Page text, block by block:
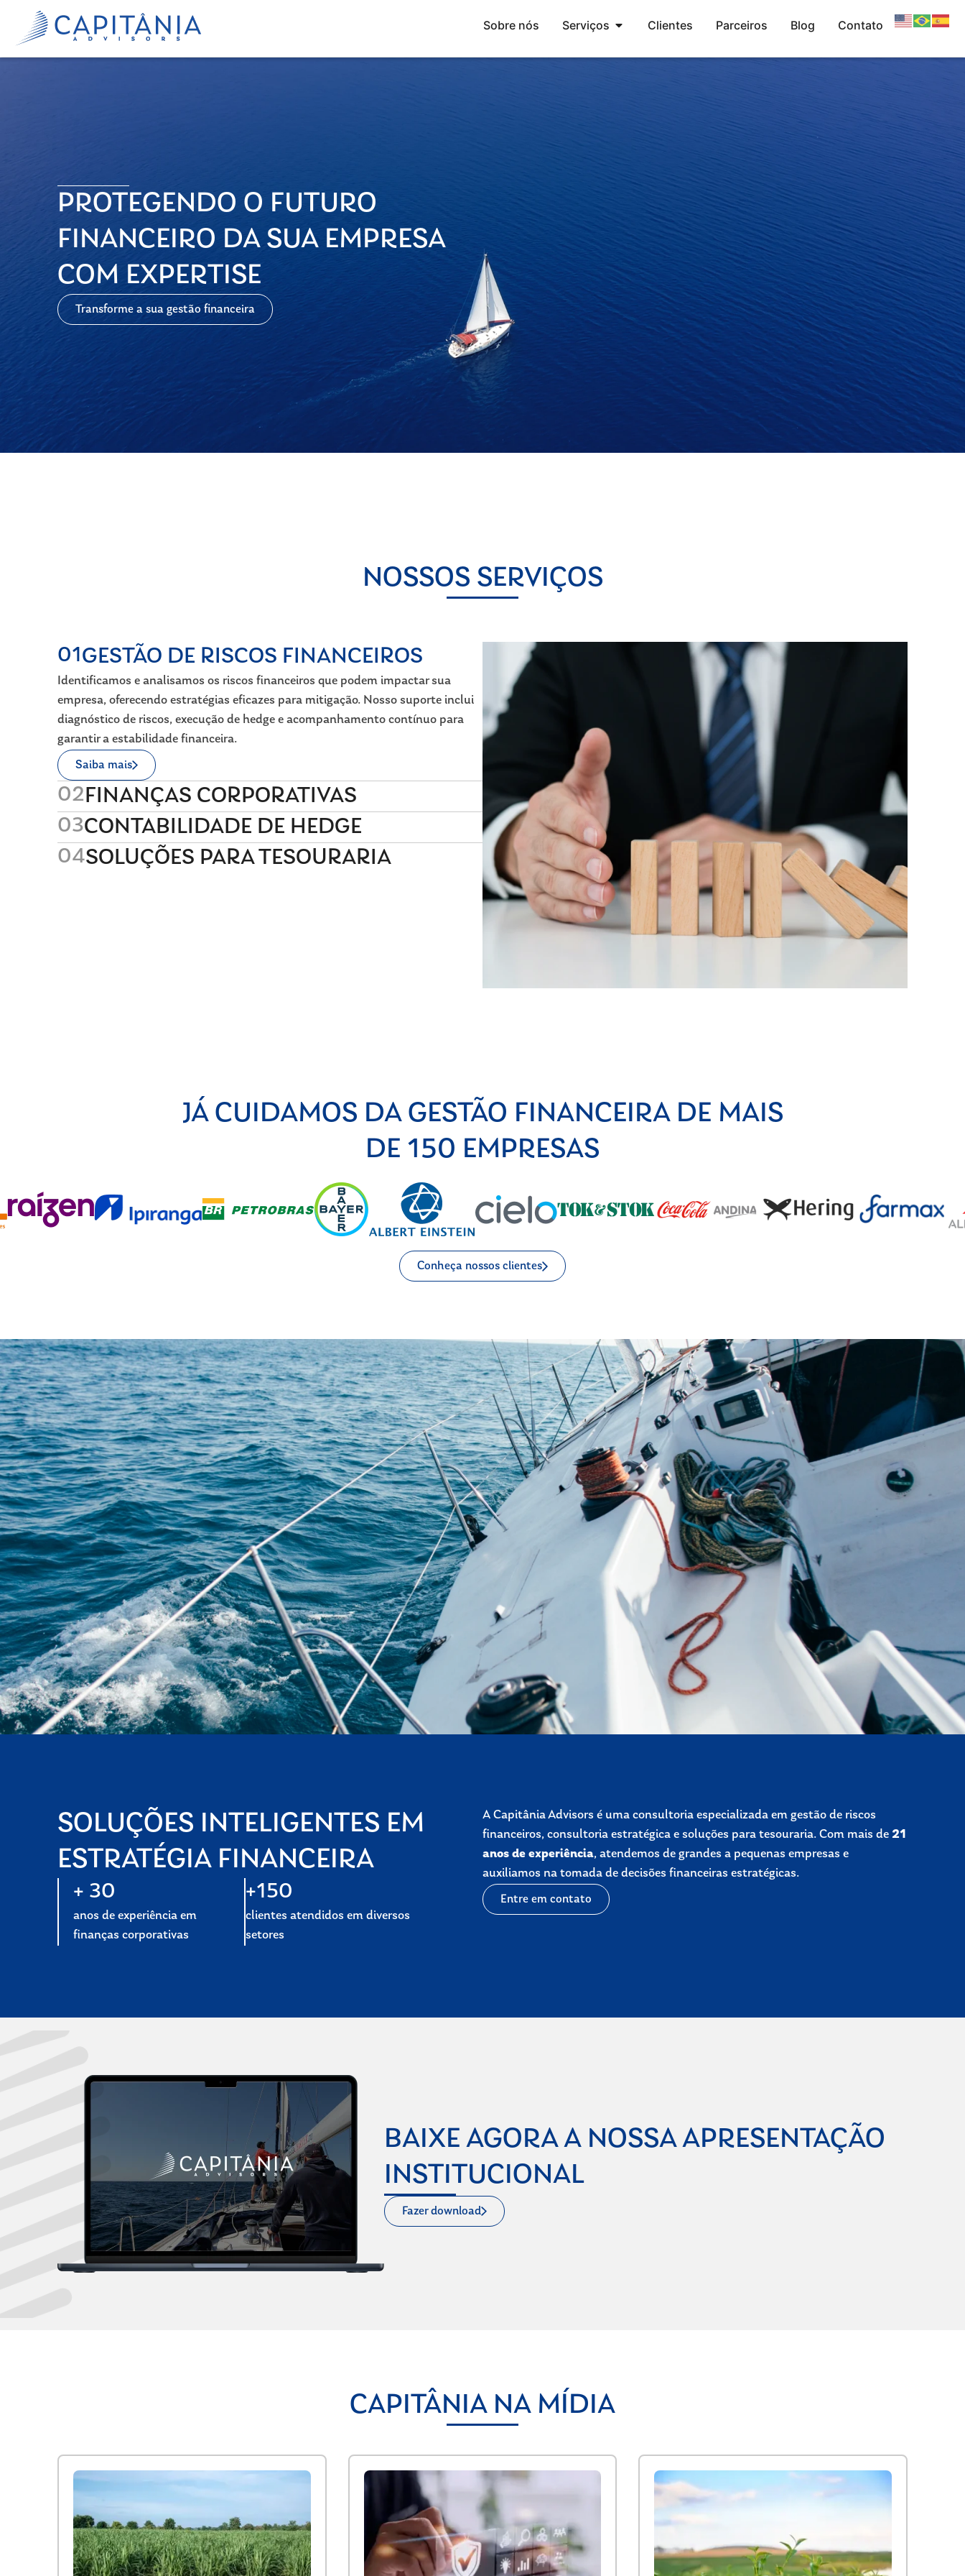
Sobre nós Serviços Clientes Parceiros Blog Contato
PROTEGENDO O FUTURO
FINANCEIRO DA SUA EMPRESA
COM EXPERTISE
Transforme a sua gestão financeira
NOSSOS SERVIÇOS
01GESTÃO DE RISCOS FINANCEIROS
Identificamos e analisamos os riscos financeiros que podem impactar sua
empresa, oferecendo estratégias eficazes para mitigação. Nosso suporte inclui
diagnóstico de riscos, execução de hedge e acompanhamento contínuo para
garantir a estabilidade financeira.
Saiba mais
02FINANÇAS CORPORATIVAS
03CONTABILIDADE DE HEDGE
04SOLUÇÕES PARA TESOURARIA
JÁ CUIDAMOS DA GESTÃO FINANCEIRA DE MAIS
DE 150 EMPRESAS
Conheça nossos clientes
SOLUÇÕES INTELIGENTES EM
ESTRATÉGIA FINANCEIRA
+ 30
anos de experiência em
finanças corporativas
+150
clientes atendidos em diversos
setores
A Capitânia Advisors é uma consultoria especializada em gestão de riscos
financeiros, consultoria estratégica e soluções para tesouraria. Com mais de 21
anos de experiência, atendemos de grandes a pequenas empresas e
auxiliamos na tomada de decisões financeiras estratégicas.
Entre em contato
BAIXE AGORA A NOSSA APRESENTAÇÃO
INSTITUCIONAL
Fazer download
CAPITÂNIA NA MÍDIA